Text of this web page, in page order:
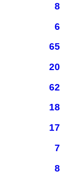
8
6
65
20
62
18
17
7
8